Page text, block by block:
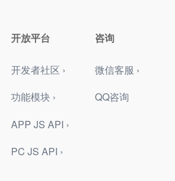
开放平台
开发者社区 ›
功能模块 ›
APP JS API ›
PC JS API ›
咨询
微信客服 ›
QQ咨询